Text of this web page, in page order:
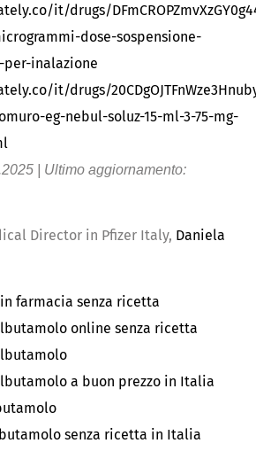
it/drugs/
dose-sospensione-
per-inalazione
it/drugs/
eg-nebul-soluz-15-ml-3-75-mg-
| Ultimo aggiornamento:
Director in Pfizer Italy, Daniela
farmacia senza ricetta
online senza ricetta
a buon prezzo in Italia
senza ricetta in Italia